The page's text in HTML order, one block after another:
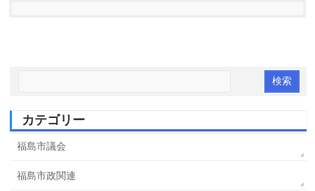
カテゴリー
福島市議会
福島市政関連